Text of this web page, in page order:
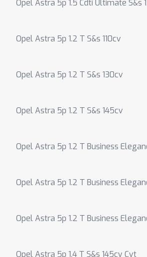
Opel Astra 5p 1.5 Cdti Ultimate S&s
Opel Astra 5p 1.2 T S&s 110cv
Opel Astra 5p 1.2 T S&s 130cv
Opel Astra 5p 1.2 T S&s 145cv
Opel Astra 5p 1.2 T Business
Opel Astra 5p 1.2 T Business
Opel Astra 5p 1.2 T Business
Opel Astra 5p 1.4 T S&s 145cv Cvt